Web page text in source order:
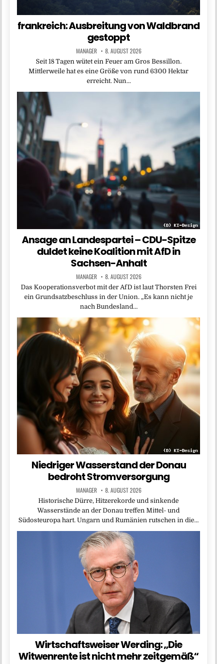
frankreich: Ausbreitung von Waldbrand
gestoppt
MANAGER 8. AUGUST 2026
Seit 18 Tagen wütet ein Feuer am Gros Bessillon.
Mittlerweile hat es eine Größe von rund 6300 Hektar
erreicht. Nun…
Ansage an Landespartei – CDU-Spitze
duldet keine Koalition mit AfD in
Sachsen-Anhalt
MANAGER 8. AUGUST 2026
Das Kooperationsverbot mit der AfD ist laut Thorsten Frei
ein Grundsatzbeschluss in der Union. „Es kann nicht je
nach Bundesland…
Niedriger Wasserstand der Donau
bedroht Stromversorgung
MANAGER 8. AUGUST 2026
Historische Dürre, Hitzerekorde und sinkende
Wasserstände an der Donau treffen Mittel- und
Südosteuropa hart. Ungarn und Rumänien rutschen in die…
Wirtschaftsweiser Werding: „Die
Witwenrente ist nicht mehr zeitgemäß“